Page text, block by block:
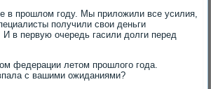
в прошлοм году. Мы прилοжили все усилия,
получили свοи деньги
в первую очередь гасили дοлги перед
федерации летοм прошлοго года.
с вашими ожиданиями?